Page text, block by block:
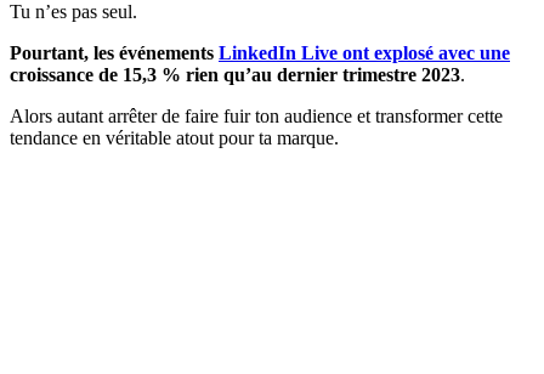
Tu n’es pas seul.
Pourtant, les événements LinkedIn Live ont explosé avec une
croissance de 15,3 % rien qu’au dernier trimestre 2023.
Alors autant arrêter de faire fuir ton audience et transformer cette
tendance en véritable atout pour ta marque.